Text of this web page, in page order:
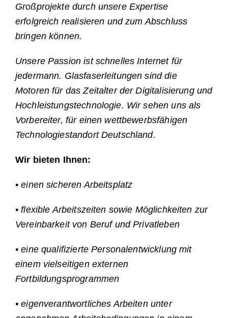
Großprojekte durch unsere Expertise
erfolgreich realisieren und zum Abschluss
bringen können.
Unsere Passion ist schnelles Internet für
jedermann. Glasfaserleitungen sind die
Motoren für das Zeitalter der Digitalisierung und
Hochleistungstechnologie. Wir sehen uns als
Vorbereiter, für einen wettbewerbsfähigen
Technologiestandort Deutschland.
Wir bieten Ihnen:
• einen sicheren Arbeitsplatz
• flexible Arbeitszeiten sowie Möglichkeiten zur
Vereinbarkeit von Beruf und Privatleben
• eine qualifizierte Personalentwicklung mit
einem vielseitigen externen
Fortbildungsprogrammen
• eigenverantwortliches Arbeiten unter